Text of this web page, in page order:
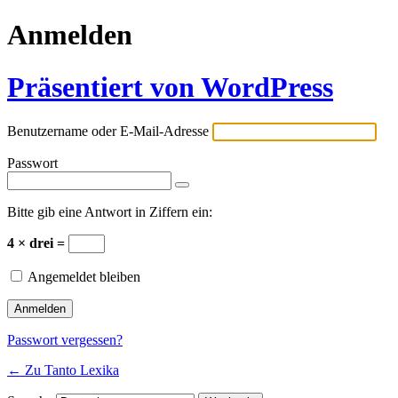
Anmelden
Präsentiert von WordPress
Benutzername oder E-Mail-Adresse
Passwort
Bitte gib eine Antwort in Ziffern ein:
4 × drei =
Angemeldet bleiben
Passwort vergessen?
← Zu Tanto Lexika